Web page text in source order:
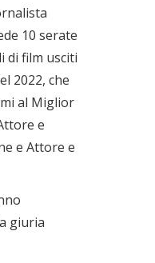
10 serate
di film usciti
2022, che
al Miglior
e
e Attore e
giuria